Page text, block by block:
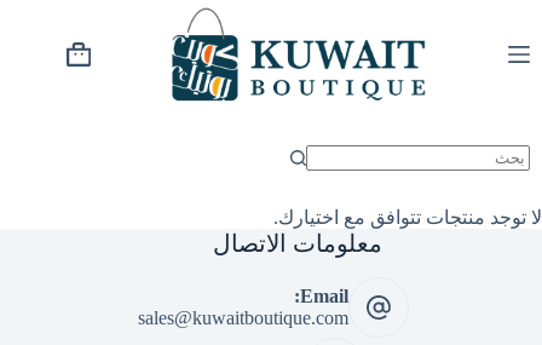
المحتوى
عربة
لا توجد منتجات تتوافق مع اختيارك.
معلومات الاتصال
Email:
sales@kuwaitboutique.com